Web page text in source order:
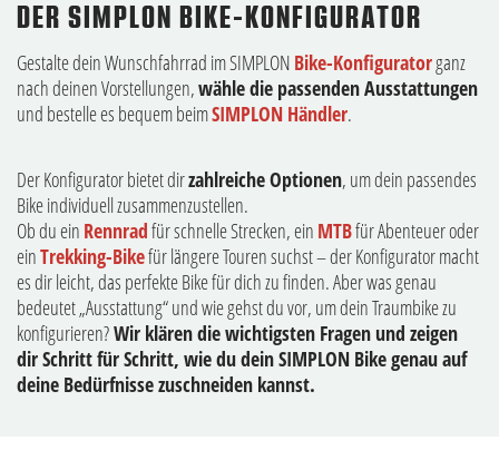
DER SIMPLON BIKE-KONFIGURATOR
Gestalte dein Wunschfahrrad im SIMPLON Bike-Konfiguratorganz
nach deinen Vorstellungen,wähle die passenden Ausstattungen
und bestelle es bequem beimSIMPLON Händler.
Der Konfigurator bietet dirzahlreiche Optionen, um dein passendes
Bike individuell zusammenzustellen.
Ob du ein Rennradfür schnelle Strecken, ein MTBfür Abenteuer oder
einTrekking-Bikefür längere Touren suchst – der Konfigurator macht
es dir leicht, das perfekte Bike für dich zu finden. Aber was genau
bedeutet „Ausstattung“ und wie gehst du vor, um dein Traumbike zu
konfigurieren?Wir klären die wichtigsten Fragen und zeigen
dir Schritt für Schritt, wie du dein SIMPLON Bike genau auf
deine Bedürfnisse zuschneiden kannst.